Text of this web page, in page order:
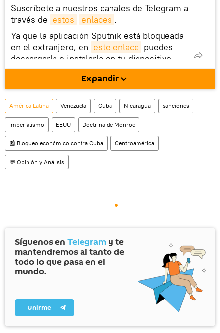
Suscríbete a nuestros canales de Telegram a
través de estos enlaces .
Ya que la aplicación Sputnik está bloqueada
en el extranjero, en este enlace puedes
descargarla e instalarla en tu dispositivo
móvil (¡solo para Android!).
También tenemos una cuenta en la red
social rusa VK .
Expandir
América Latina Venezuela Cuba Nicaragua sanciones
imperialismo EEUU Doctrina de Monroe
📰 Bloqueo económico contra Cuba Centroamérica
💬 Opinión y Análisis
Síguenos en Telegram y te
mantendremos al tanto de
todo lo que pasa en el
mundo.
Unirme